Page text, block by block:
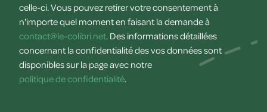
celle-ci. Vous pouvez retirer votre consentement à
n'importe quel moment en faisant la demande à
contact@le-colibri.net. Des informations détaillées
concernant la confidentialité des vos données sont
disponibles sur la page avec notre
politique de confidentialité.